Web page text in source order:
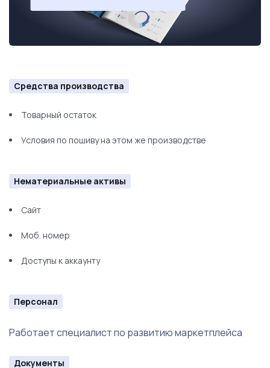
Средства производства
Товарный остаток
Условия по пошиву на этом же производстве
Нематериальные активы
Сайт
Моб. номер
Доступы к аккаунту
Персонал
Работает специалист по развитию маркетплейса
Документы